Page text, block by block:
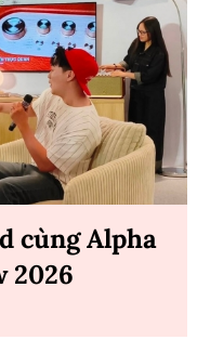
cùng Alpha
2026